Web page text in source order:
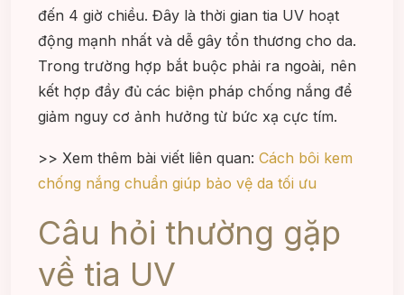
đến 4 giờ chiều. Đây là thời gian tia UV hoạt
động mạnh nhất và dễ gây tổn thương cho da.
Trong trường hợp bắt buộc phải ra ngoài, nên
kết hợp đầy đủ các biện pháp chống nắng để
giảm nguy cơ ảnh hưởng từ bức xạ cực tím.
>> Xem thêm bài viết liên quan: Cách bôi kem
chống nắng chuẩn giúp bảo vệ da tối ưu
Câu hỏi thường gặp
về tia UV